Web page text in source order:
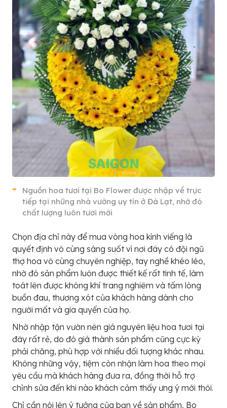
Nguồn hoa tươi tại Bo Flower được nhập về trực
tiếp tại những nhà vường uy tín ở Đà Lạt, nhờ đó
chất lượng luôn tươi mới
Chọn địa chỉ này để mua vòng hoa kính viếng là
quyết định vô cùng sáng suốt vì nơi đây có đội ngũ
thợ hoa vô cùng chuyên nghiệp, tay nghề khéo léo,
nhờ đó sản phẩm luôn được thiết kế rất tinh tế, làm
toát lên được không khí trang nghiêm và tấm lòng
buồn đau, thương xót của khách hàng dành cho
người mất và gia quyến của họ.
Nhờ nhập tận vườn nên giá nguyên liệu hoa tươi tại
đây rất rẻ, do đó giá thành sản phẩm cũng cực kỳ
phải chăng, phù hợp với nhiều đối tượng khác nhau.
Không những vậy, tiệm còn nhận làm hoa theo mọi
yêu cầu mà khách hàng đưa ra, đồng thời hỗ trợ
chỉnh sửa đến khi nào khách cảm thấy ưng ý mới thôi.
Chỉ cần nói lên ý tưởng của bạn về sản phẩm, Bo